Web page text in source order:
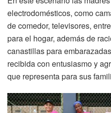
electrodomésticos, como
de comedor, televisores,
para el hogar, además de
canastillas para
recibida con entusiasmo y
que representa para sus